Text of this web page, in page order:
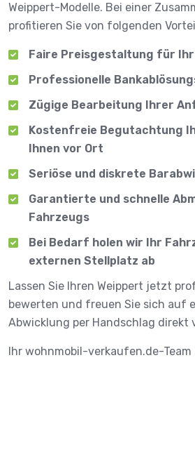
Weippert-Modelle. Bei einer
profitieren Sie von folgenden
Faire Preisgestaltung für
Professionelle
Zügige Bearbeitung Ihrer
Kostenfreie Begutachtung
Ihnen vor Ort
Seriöse und diskrete
Garantierte und schnelle
Fahrzeugs
Bei Bedarf holen wir Ihr
externen Stellplatz ab
Lassen Sie Ihren Weippert jetzt
bewerten und freuen Sie sich auf
Abwicklung per Handschlag direkt
Ihr wohnmobil-verkaufen.de-Team